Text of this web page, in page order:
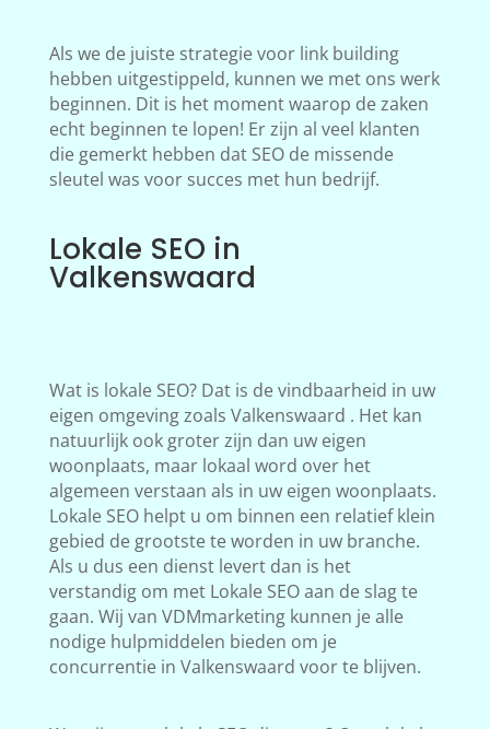
Als we de juiste strategie voor link building
hebben uitgestippeld, kunnen we met ons werk
beginnen. Dit is het moment waarop de zaken
echt beginnen te lopen! Er zijn al veel klanten
die gemerkt hebben dat SEO de missende
sleutel was voor succes met hun bedrijf.
Lokale SEO in
Valkenswaard
Wat is lokale SEO? Dat is de vindbaarheid in uw
eigen omgeving zoals Valkenswaard . Het kan
natuurlijk ook groter zijn dan uw eigen
woonplaats, maar lokaal word over het
algemeen verstaan als in uw eigen woonplaats.
Lokale SEO helpt u om binnen een relatief klein
gebied de grootste te worden in uw branche.
Als u dus een dienst levert dan is het
verstandig om met Lokale SEO aan de slag te
gaan. Wij van VDMmarketing kunnen je alle
nodige hulpmiddelen bieden om je
concurrentie in Valkenswaard voor te blijven.